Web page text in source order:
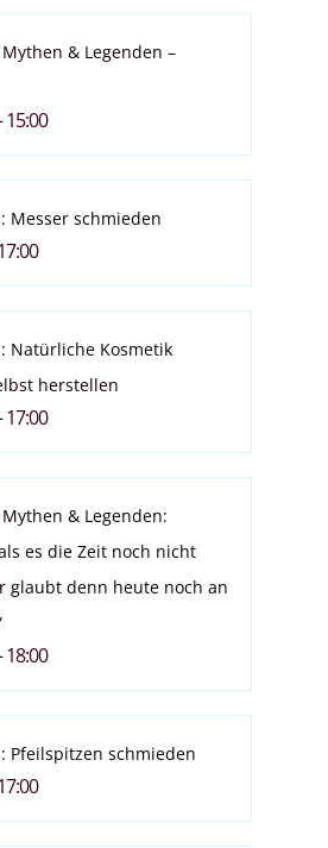
& Legenden –
15:00
Messer schmieden
Natürliche Kosmetik
herstellen
17:00
& Legenden:
es die Zeit noch nicht
glaubt denn heute noch an
18:00
Pfeilspitzen schmieden